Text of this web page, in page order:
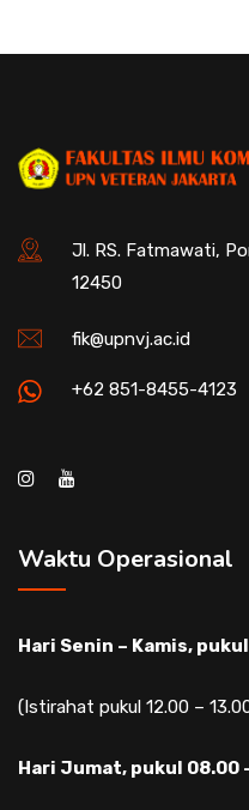
Jl. RS. Fatmawati,
12450
fik@upnvj.ac.id
+62 851-8455-4123
Waktu Operasional
Hari Senin – Kamis,
(Istirahat pukul 12.00 –
Hari Jumat, pukul 08.00